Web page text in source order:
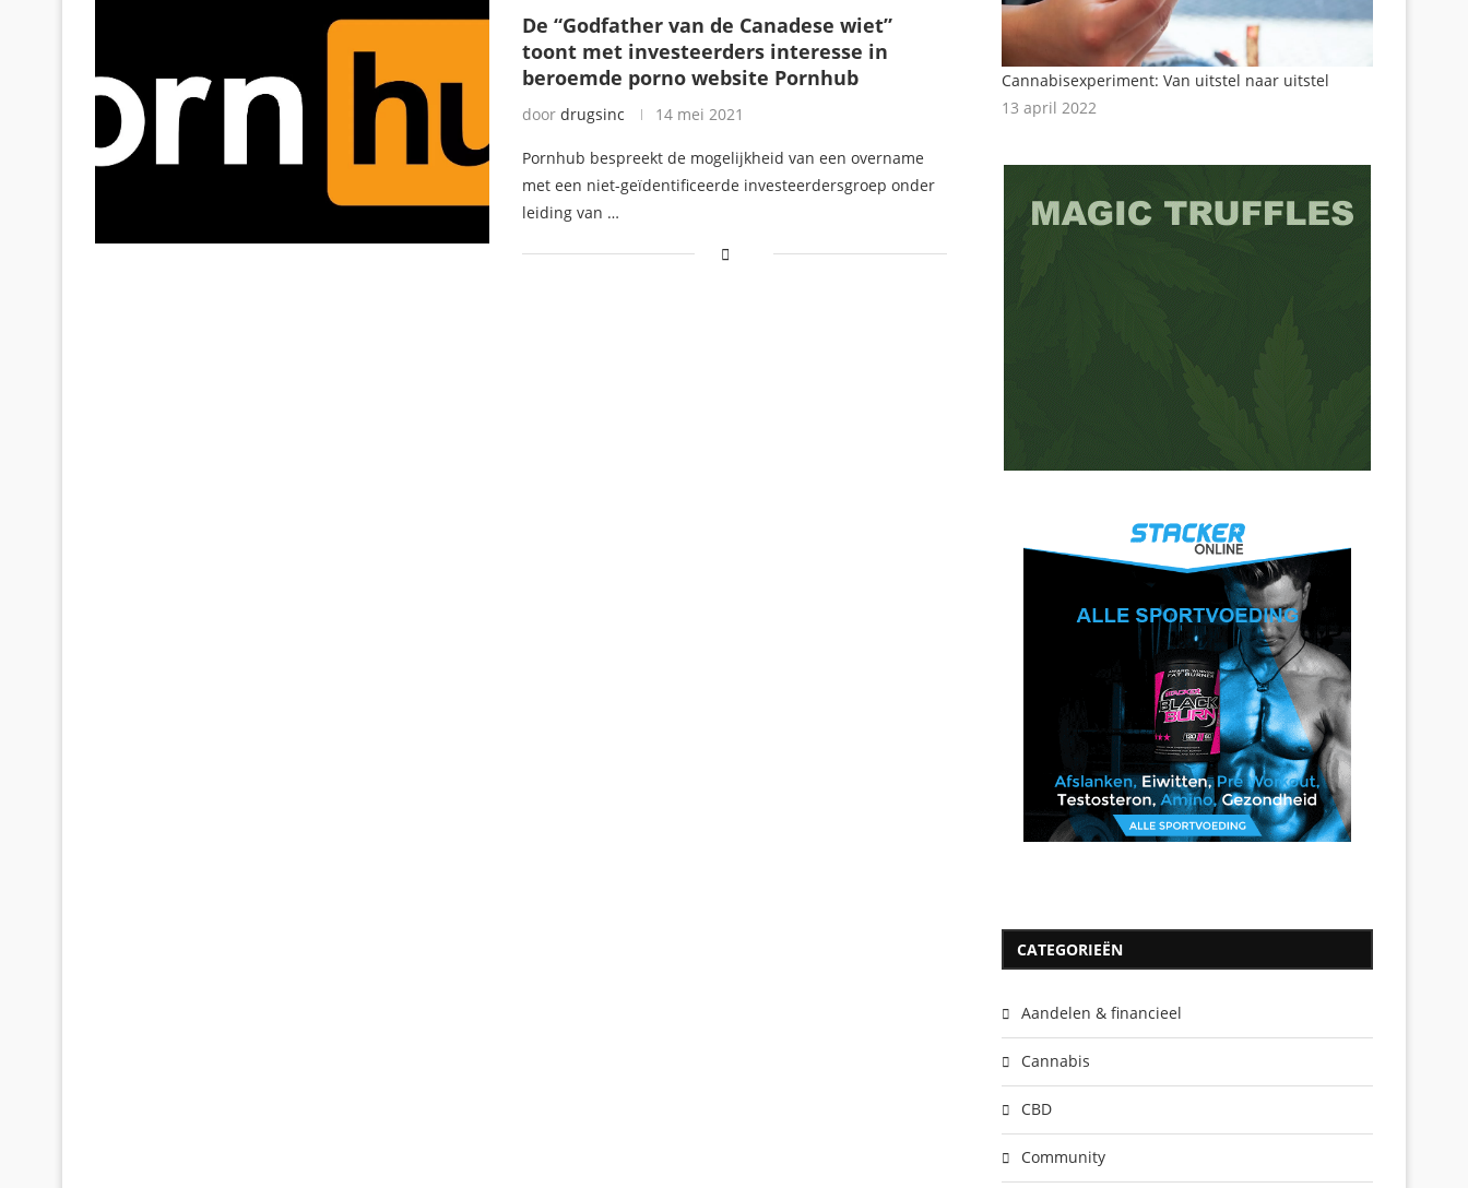
De “Godfather van de Canadese wiet”
toont met investeerders interesse in
beroemde porno website Pornhub
door drugsinc 14 mei 2021
Pornhub bespreekt de mogelijkheid van een overname
met een niet-geïdentificeerde investeerdersgroep onder
leiding van …
Cannabisexperiment: Van uitstel naar uitstel
13 april 2022
CATEGORIEËN
Aandelen & financieel
Cannabis
CBD
Community